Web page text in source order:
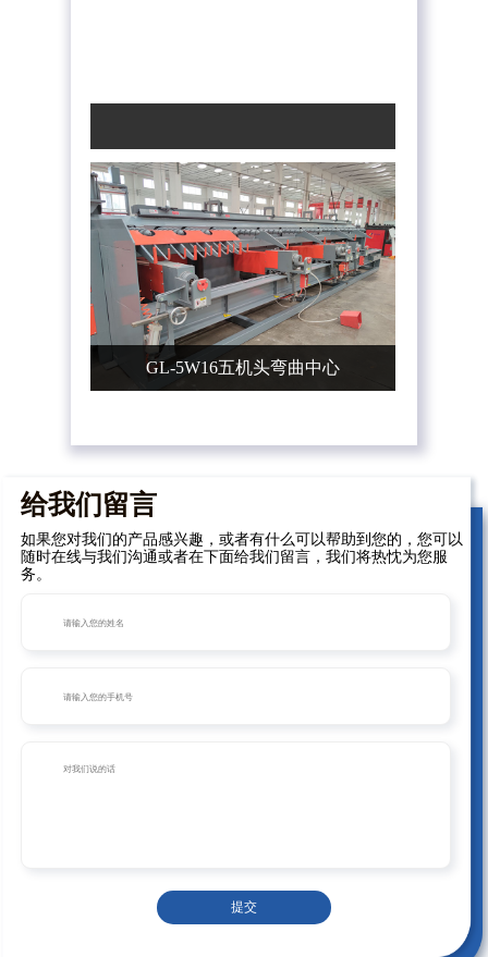
GL-5W16五机头弯曲中心
给我们留言
如果您对我们的产品感兴趣，或者有什么可以帮助到您的，您可以
随时在线与我们沟通或者在下面给我们留言，我们将热忱为您服
务。
提交